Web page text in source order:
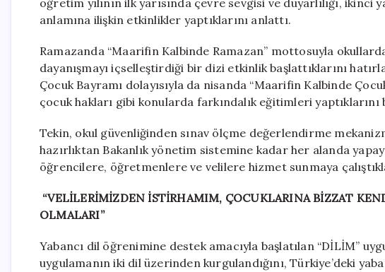
öğretim yılının ilk yarısında çevre sevgisi ve duyarlılığı, ikinci
anlamına ilişkin etkinlikler yaptıklarını anlattı.
Ramazanda “Maarifin Kalbinde Ramazan” mottosuyla
dayanışmayı içselleştirdiği bir dizi etkinlik başlattıklarını
Çocuk Bayramı dolayısıyla da nisanda “Maarifin Kalbinde
çocuk hakları gibi konularda farkındalık eğitimleri
Tekin, okul güvenliğinden sınav ölçme değerlendirme
hazırlıktan Bakanlık yönetim sistemine kadar her alanda
öğrencilere, öğretmenlere ve velilere hizmet sunmaya
“VELİLERİMİZDEN İSTİRHAMIM, ÇOCUKLARINA BİZZAT
OLMALARI”
Yabancı dil öğrenimine destek amacıyla başlatılan “DİLİM”
uygulamanın iki dil üzerinden kurgulandığını, Türkiye’deki